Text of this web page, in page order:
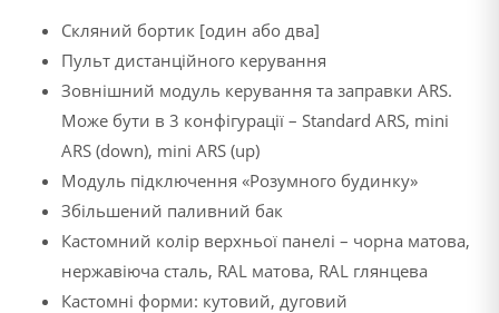
Скляний бортик [один або два]
Пульт дистанційного керування
Зовнішний модуль керування та заправки ARS.
Може бути в 3 конфігурації – Standard ARS, mini
ARS (down), mini ARS (up)
Модуль підключення «Розумного будинку»
Збільшений паливний бак
Кастомний колір верхньої панелі – чорна матова,
нержавіюча сталь, RAL матова, RAL глянцева
Кастомні форми: кутовий, дуговий